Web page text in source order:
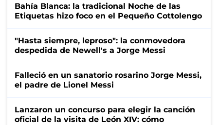
Bahía Blanca: la tradicional Noche de las
Etiquetas hizo foco en el Pequeño Cottolengo
"Hasta siempre, leproso": la conmovedora
despedida de Newell's a Jorge Messi
Falleció en un sanatorio rosarino Jorge Messi,
el padre de Lionel Messi
Lanzaron un concurso para elegir la canción
oficial de la visita de León XIV: cómo